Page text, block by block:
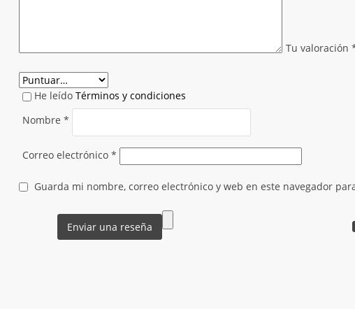
Tu valoración
He leído Términos y condiciones
Nombre *
Correo electrónico *
Guarda mi nombre, correo electrónico y web en este navegador